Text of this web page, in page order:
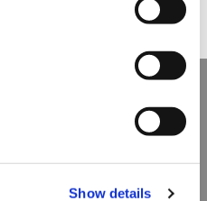
click on "Show details."
consent at any time by
can view our
Global
Show details
Sie unser
Sortiment